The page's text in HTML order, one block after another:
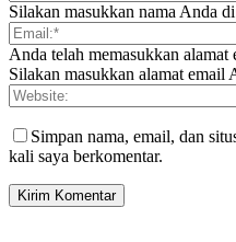
Silakan masukkan nama Anda
Anda telah memasukkan alamat
Silakan masukkan alamat email
Simpan nama, email, dan
kali saya berkomentar.